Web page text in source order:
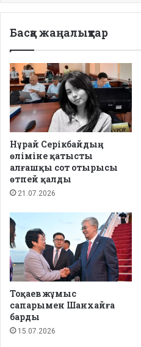
Басқа жаңалықтар
Нұрай Серікбайдың
өліміне қатысты
алғашқы сот отырысы
өтпей қалды
21.07.2026
Тоқаев жұмыс
сапарымен Шанхайға
барды
15.07.2026